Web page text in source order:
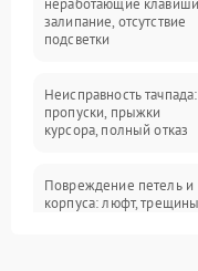
Батарея
Сеть и интернет
неработающие
залипание, отсутствие
подсветки
Неисправность тачпада:
пропуски, прыжки
курсора, полный отказ
Повреждение петель и
корпуса: люфт,